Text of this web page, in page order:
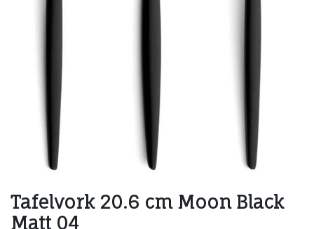
Tafelvork 20.6 cm Moon Black
Matt 04